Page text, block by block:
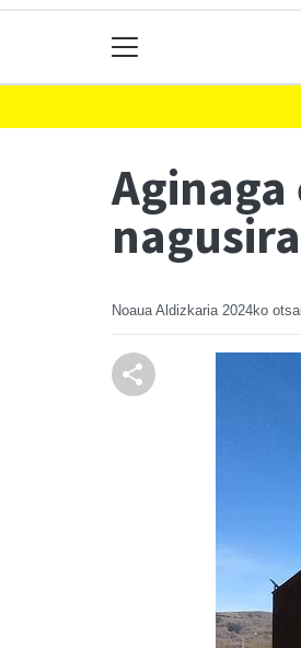
Noaua Aldizkaria 2024ko